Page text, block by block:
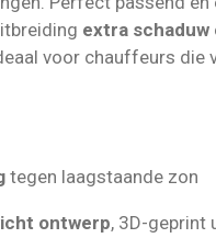
extra
voor chauffeurs die
tegen laagstaande zon
ontwerp, 3D-geprint